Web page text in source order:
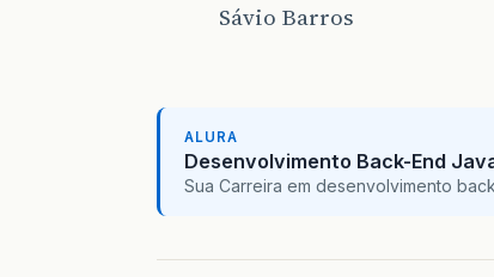
Sávio Barros
ALURA
Desenvolvimento Back-End
Sua Carreira em desenvolvimento